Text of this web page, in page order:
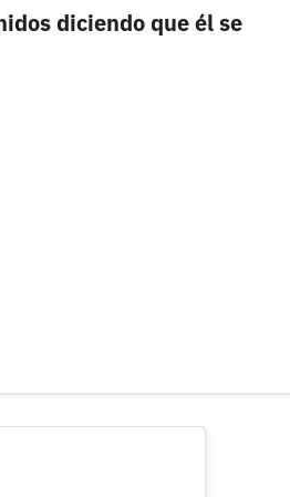
diciendo que él se